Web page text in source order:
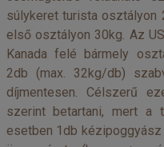
súlykeret turista osztályon
első osztályon 30kg. Az
Kanada felé bármely
2db (max. 32kg/db)
díjmentesen. Célszerű
szerint betartani, mert a
esetben 1db